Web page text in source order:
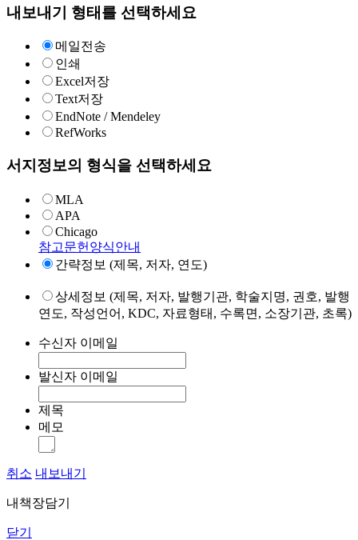
내보내기 형태를 선택하세요
메일전송
인쇄
Excel저장
Text저장
EndNote / Mendeley
RefWorks
서지정보의 형식을 선택하세요
MLA
APA
Chicago
참고문헌양식안내
간략정보 (제목, 저자, 연도)
상세정보 (제목, 저자, 발행기관, 학술지명, 권호, 발행
연도, 작성언어, KDC, 자료형태, 수록면, 소장기관, 초록)
수신자 이메일
발신자 이메일
제목
메모
취소 내보내기
내책장담기
닫기